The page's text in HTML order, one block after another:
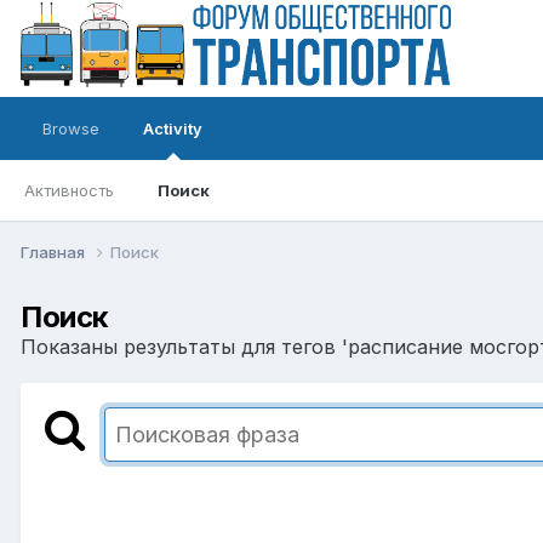
Browse Activity
Активность Поиск
Главная Поиск
Поиск
Показаны результаты для тегов 'расписание